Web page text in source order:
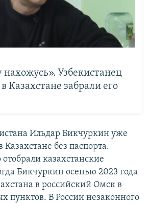
нахожусь». Узбекистанец
Казахстане забрали его
Ильдар Бикчуркин уже
Казахстане без паспорта.
казахстанские
Бикчуркин осенью 2023 года
в российский Омск в
пунктов. В России незаконного